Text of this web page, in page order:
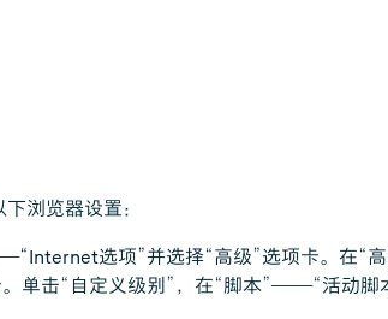
浏览器设置：
选项”并选择“高级”选项卡。在“
击“自定义级别”，在“脚本”——“活动脚